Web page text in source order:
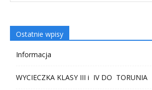
Ostatnie wpisy
Informacja
WYCIECZKA KLASY III i IV DO TORUNIA